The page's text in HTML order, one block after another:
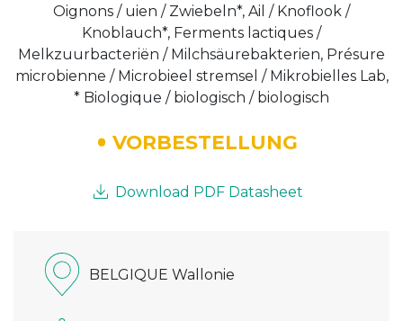
Oignons / uien / Zwiebeln*, Ail / Knoflook /
Knoblauch*, Ferments lactiques /
Melkzuurbacteriën / Milchsäurebakterien, Présure
microbienne / Microbieel stremsel / Mikrobielles Lab,
* Biologique / biologisch / biologisch
VORBESTELLUNG
Download PDF Datasheet
BELGIQUE Wallonie